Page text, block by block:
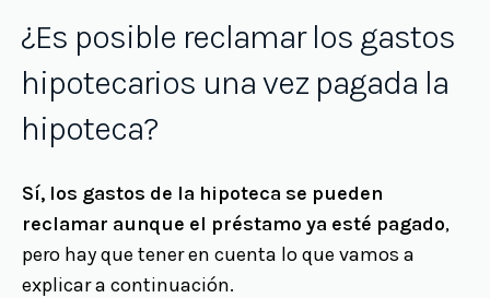
¿Es posible reclamar los gastos
hipotecarios una vez pagada la
hipoteca?
Sí, los gastos de la hipoteca se pueden
reclamar aunque el préstamo ya esté pagado,
pero hay que tener en cuenta lo que vamos a
explicar a continuación.